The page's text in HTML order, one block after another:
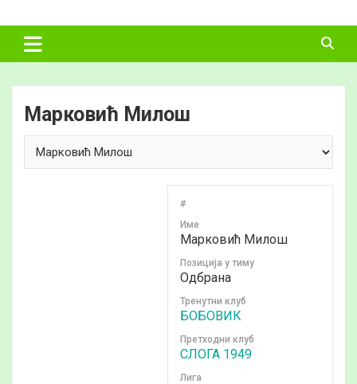
to
content
ФУДБАЛСКИ
САВЕЗ
ВЛАДИМИРЦИ
Марковић Милош
#
Име
Марковић Милош
Позиција у тиму
Одбрана
Тренутни клуб
БОБОВИК
Претходни клуб
СЛОГА 1949
Лига